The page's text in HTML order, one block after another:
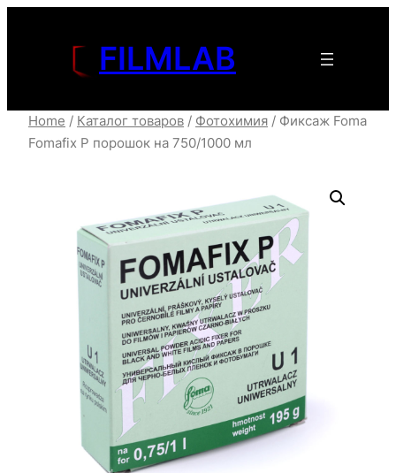
содержимомуFILMLAB
Home / Каталог товаров / Фотохимия / Фиксаж Foma
Fomafix P порошок на 750/1000 мл